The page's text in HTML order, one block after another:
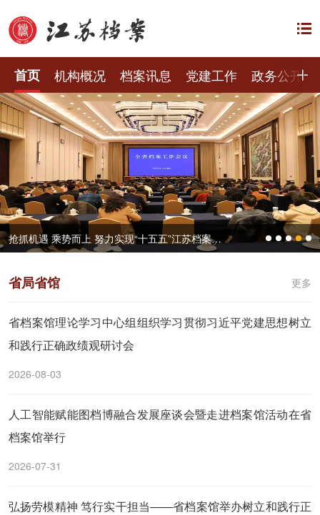
首页 机构概况 档案讯息 党建工作 政务公开
抢抓机遇 乘势而上 努力实现“十五五”江苏档案工作良好开局——全省档案工作会议在宁召开
省局省馆 更多
省档案馆理论学习中心组组织学习贯彻习近平党建思想树立
和践行正确政绩观研讨会
2026-08-03
人工智能赋能图档博融合发展座谈会暨走进档案馆活动在省
档案馆举行
2026-07-31
弘扬劳模精神 笃行实干担当——省档案馆举办树立和践行正